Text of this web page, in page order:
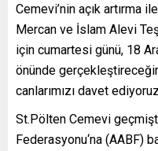
Cemevi’nin açık artırma
Mercan ve İslam Alevi
için cumartesi günü, 18
önünde
canlarımızı davet
St.Pölten Cemevi
Federasyonu‘na (AABF)